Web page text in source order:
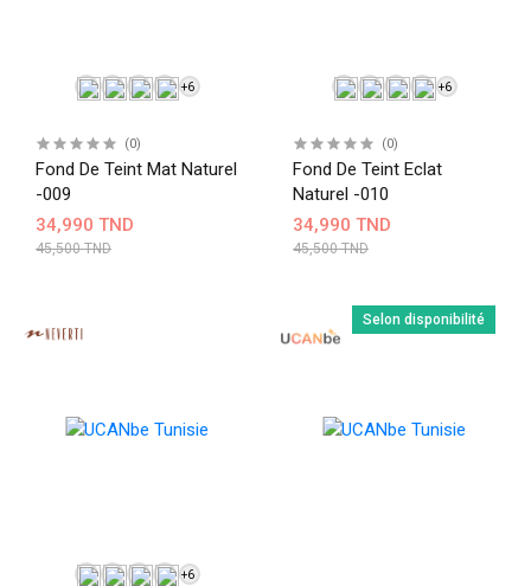
+6
(0)
Fond De Teint Mat Naturel
-009
34,990 TND
45,500 TND
+6
(0)
Fond De Teint Eclat
Naturel -010
34,990 TND
45,500 TND
+6
Selon disponibilité